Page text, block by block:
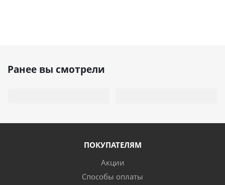
Ранее вы смотрели
ПОКУПАТЕЛЯМ
Акции
Способы оплаты